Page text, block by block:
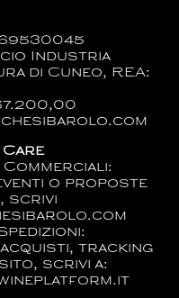
Industria
di Cuneo, REA:
o proposte
scrivi
tracking
scrivi a: